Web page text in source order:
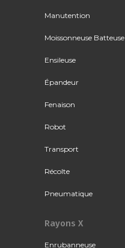
Manutention
Moissonneuse Batteuse
Ensileuse
Épandeur
Fenaison
Robot
Transport
Récolte
Pneumatique
Rayons X
Enrubanneuse